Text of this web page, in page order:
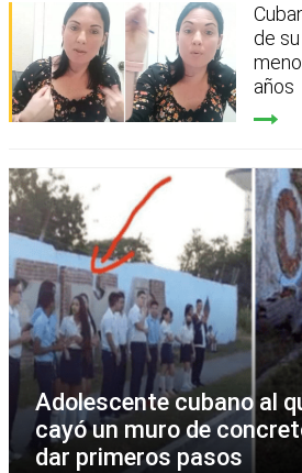
de
años
Adolescente cubano al
cayó un muro de
dar primeros pasos